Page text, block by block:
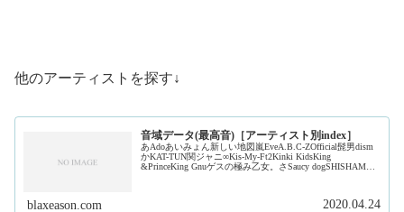
他のアーティストを探す↓
音域データ(最高音)［アーティスト別index］
あAdoあいみょん新しい地図嵐EveA.B.C-ZOfficial髭男dism
かKAT-TUN関ジャニ∞Kis-My-Ft2Kinki KidsKing
&PrinceKing Gnuゲスの極み乙女。さSaucy dogSHISHAMO
blaxeason.com 2020.04.24